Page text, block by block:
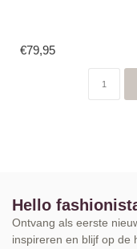
€79,95
Hello
Ontvang als eerste
inspireren en blijf op de